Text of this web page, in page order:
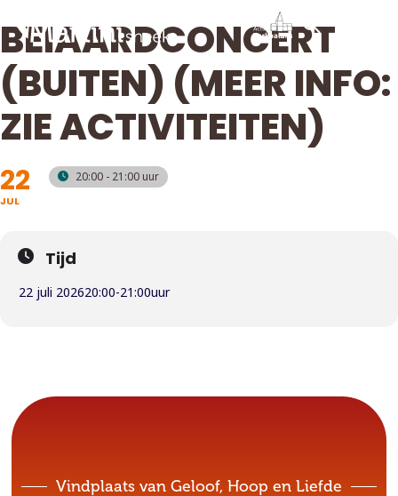
BEIAARDCONCERT
(BUITEN) (MEER INFO:
ZIE ACTIVITEITEN)
22
JUL
20:00 - 21:00
Tijd
22 juli 202620:00-21:00
Vindplaats van Geloof, Hoop en Liefde